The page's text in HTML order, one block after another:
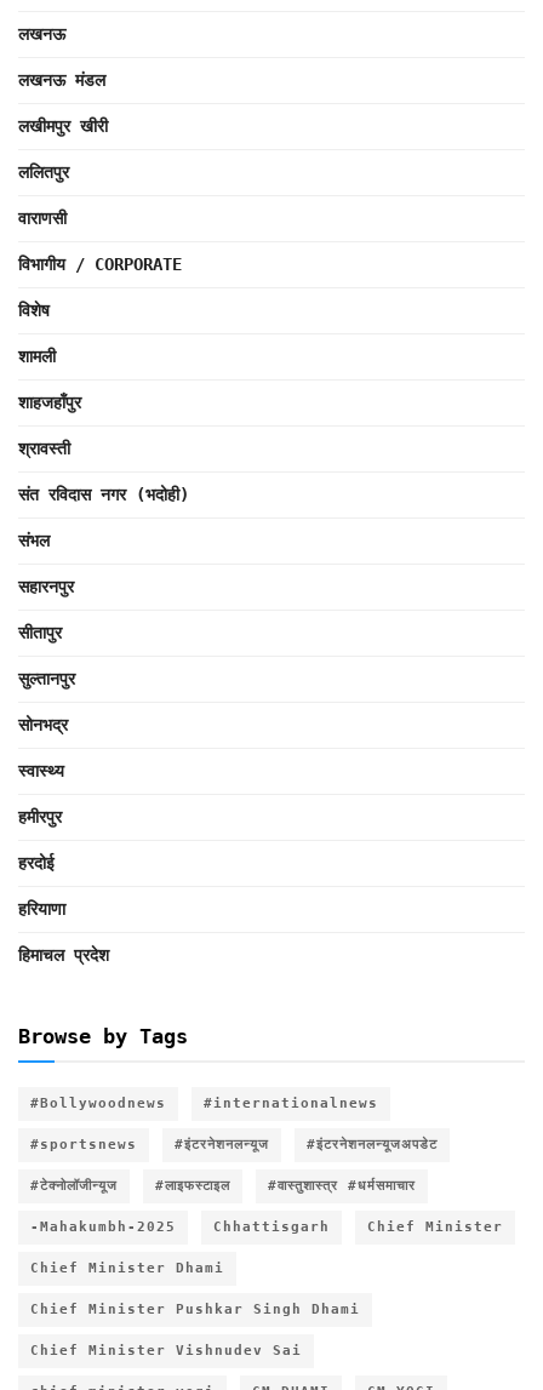
लखनऊ
लखनऊ मंडल
लखीमपुर खीरी
ललितपुर
वाराणसी
विभागीय / CORPORATE
विशेष
शामली
शाहजहाँपुर
श्रावस्ती
संत रविदास नगर (भदोही)
संभल
सहारनपुर
सीतापुर
सुल्तानपुर
सोनभद्र
स्वास्थ्य
हमीरपुर
हरदोई
हरियाणा
हिमाचल प्रदेश
Browse by Tags
#Bollywoodnews #internationalnews
#sportsnews #इंटरनेशनलन्यूज #इंटरनेशनलन्यूजअपडेट
#टेक्नोलॉजीन्यूज #लाइफस्टाइल #वास्तुशास्त्र #धर्मसमाचार
-Mahakumbh-2025 Chhattisgarh Chief Minister
Chief Minister Dhami
Chief Minister Pushkar Singh Dhami
Chief Minister Vishnudev Sai